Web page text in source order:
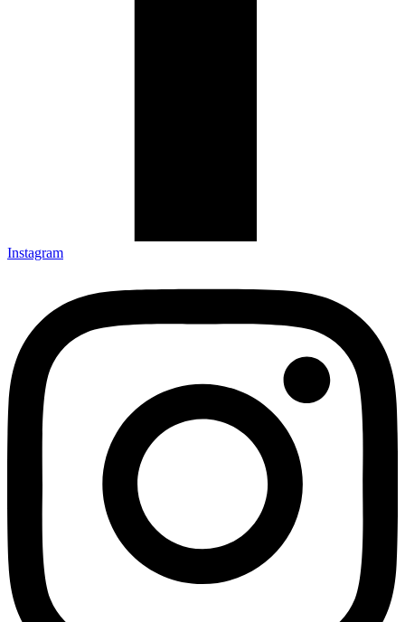
Instagram